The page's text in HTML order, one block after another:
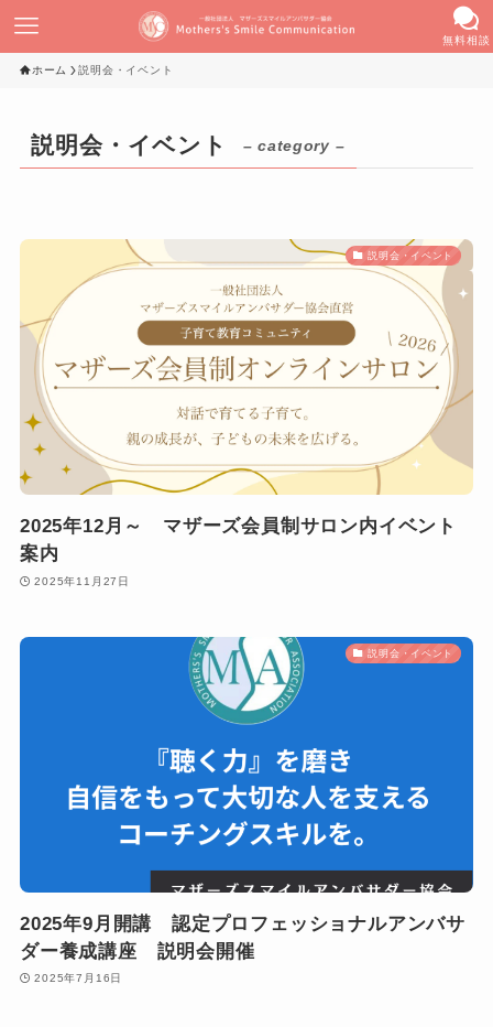
無料相談
ホーム 説明会・イベント
説明会・イベント – category –
説明会・イベント
2025年12月～ マザーズ会員制サロン内イベント
案内
2025年11月27日
説明会・イベント
2025年9月開講 認定プロフェッショナルアンバサ
ダー養成講座 説明会開催
2025年7月16日